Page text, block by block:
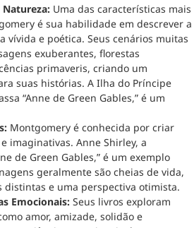
Natureza: Uma das características mais
é sua habilidade em descrever a
vívida e poética. Seus cenários muitas
exuberantes, florestas
primaveris, criando um
suas histórias. A Ilha do Príncipe
“Anne de Green Gables,” é um
Montgomery é conhecida por criar
imaginativas. Anne Shirley, a
de Green Gables,” é um exemplo
geralmente são cheias de vida,
distintas e uma perspectiva otimista.
Emocionais: Seus livros exploram
amor, amizade, solidão e